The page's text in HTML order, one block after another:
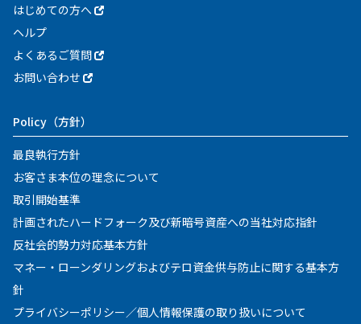
はじめての方へ
ヘルプ
よくあるご質問
お問い合わせ
Policy （方針）
最良執行方針
お客さま本位の理念について
取引開始基準
計画されたハードフォーク及び新暗号資産への当社対応指針
反社会的勢力対応基本方針
マネー・ローンダリングおよびテロ資金供与防止に関する基本方
針
プライバシーポリシー／個人情報保護の取り扱いについて